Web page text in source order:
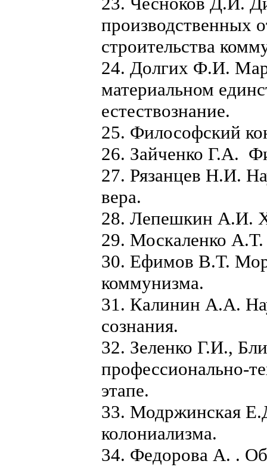
производственных
строительства
24. Долгих Ф.И.
материальном
естествознание.
25. Философский
26. Зайченко Г.А.
27. Рязанцев Н.И.
вера.
28. Лепешкин А.И.
29. Москаленко А.Т.
30. Ефимов В.Т.
коммунизма.
31. Калинин А.А.
сознания.
32. Зеленко Г.И.,
профессионально-
этапе.
33. Модржинская
колониализма.
34. Федорова А. .